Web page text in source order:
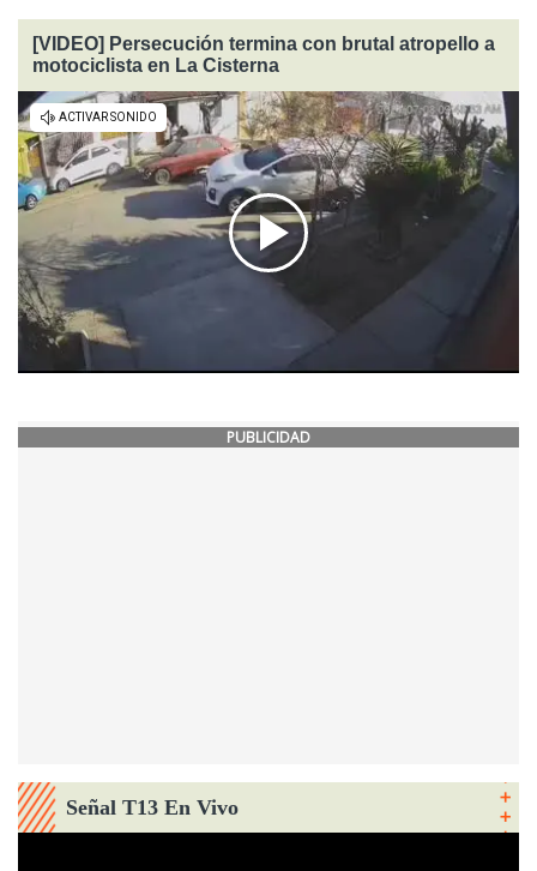
[VIDEO] Persecución termina con brutal atropello a
motociclista en La Cisterna
PUBLICIDAD
Señal T13 En Vivo